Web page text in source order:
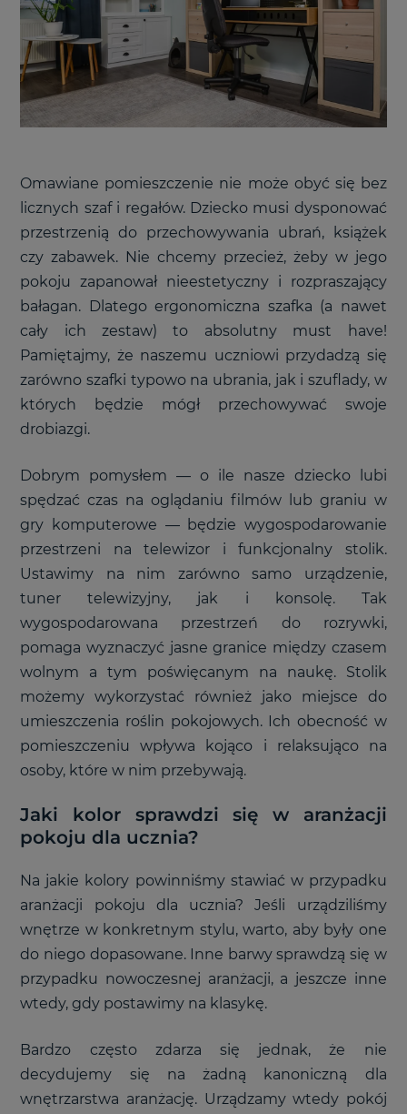
Omawiane pomieszczenie nie może obyć się bez
licznych szaf i regałów. Dziecko musi dysponować
przestrzenią do przechowywania ubrań, książek
czy zabawek. Nie chcemy przecież, żeby w jego
pokoju zapanował nieestetyczny i rozpraszający
bałagan. Dlatego ergonomiczna szafka (a nawet
cały ich zestaw) to absolutny must have!
Pamiętajmy, że naszemu uczniowi przydadzą się
zarówno szafki typowo na ubrania, jak i szuflady, w
których będzie mógł przechowywać swoje
drobiazgi.
Dobrym pomysłem— o ile nasze dziecko lubi
spędzać czas na oglądaniu filmów lub graniu w
gry komputerowe —będzie wygospodarowanie
przestrzeni na telewizor i funkcjonalny stolik.
Ustawimy na nim zarówno samo urządzenie,
tuner telewizyjny, jak i konsolę. Tak
wygospodarowana przestrzeń do rozrywki,
pomaga wyznaczyć jasne granice między czasem
wolnym a tym poświęcanym na naukę. Stolik
możemy wykorzystać również jako miejsce do
umieszczenia roślin pokojowych. Ich obecność w
pomieszczeniu wpływa kojąco i relaksująco na
osoby, które w nim przebywają.
Jaki kolor sprawdzi się w aranżacji
pokoju dla ucznia?
Na jakie kolory powinniśmy stawiać w przypadku
aranżacji pokoju dla ucznia? Jeśli urządziliśmy
wnętrze w konkretnym stylu, warto, aby były one
do niego dopasowane. Inne barwy sprawdzą się w
przypadku nowoczesnej aranżacji, a jeszcze inne
wtedy, gdy postawimy na klasykę.
Bardzo często zdarza się jednak, że nie
decydujemy się na żadną kanoniczną dla
wnętrzarstwa aranżację. Urządzamy wtedy pokój